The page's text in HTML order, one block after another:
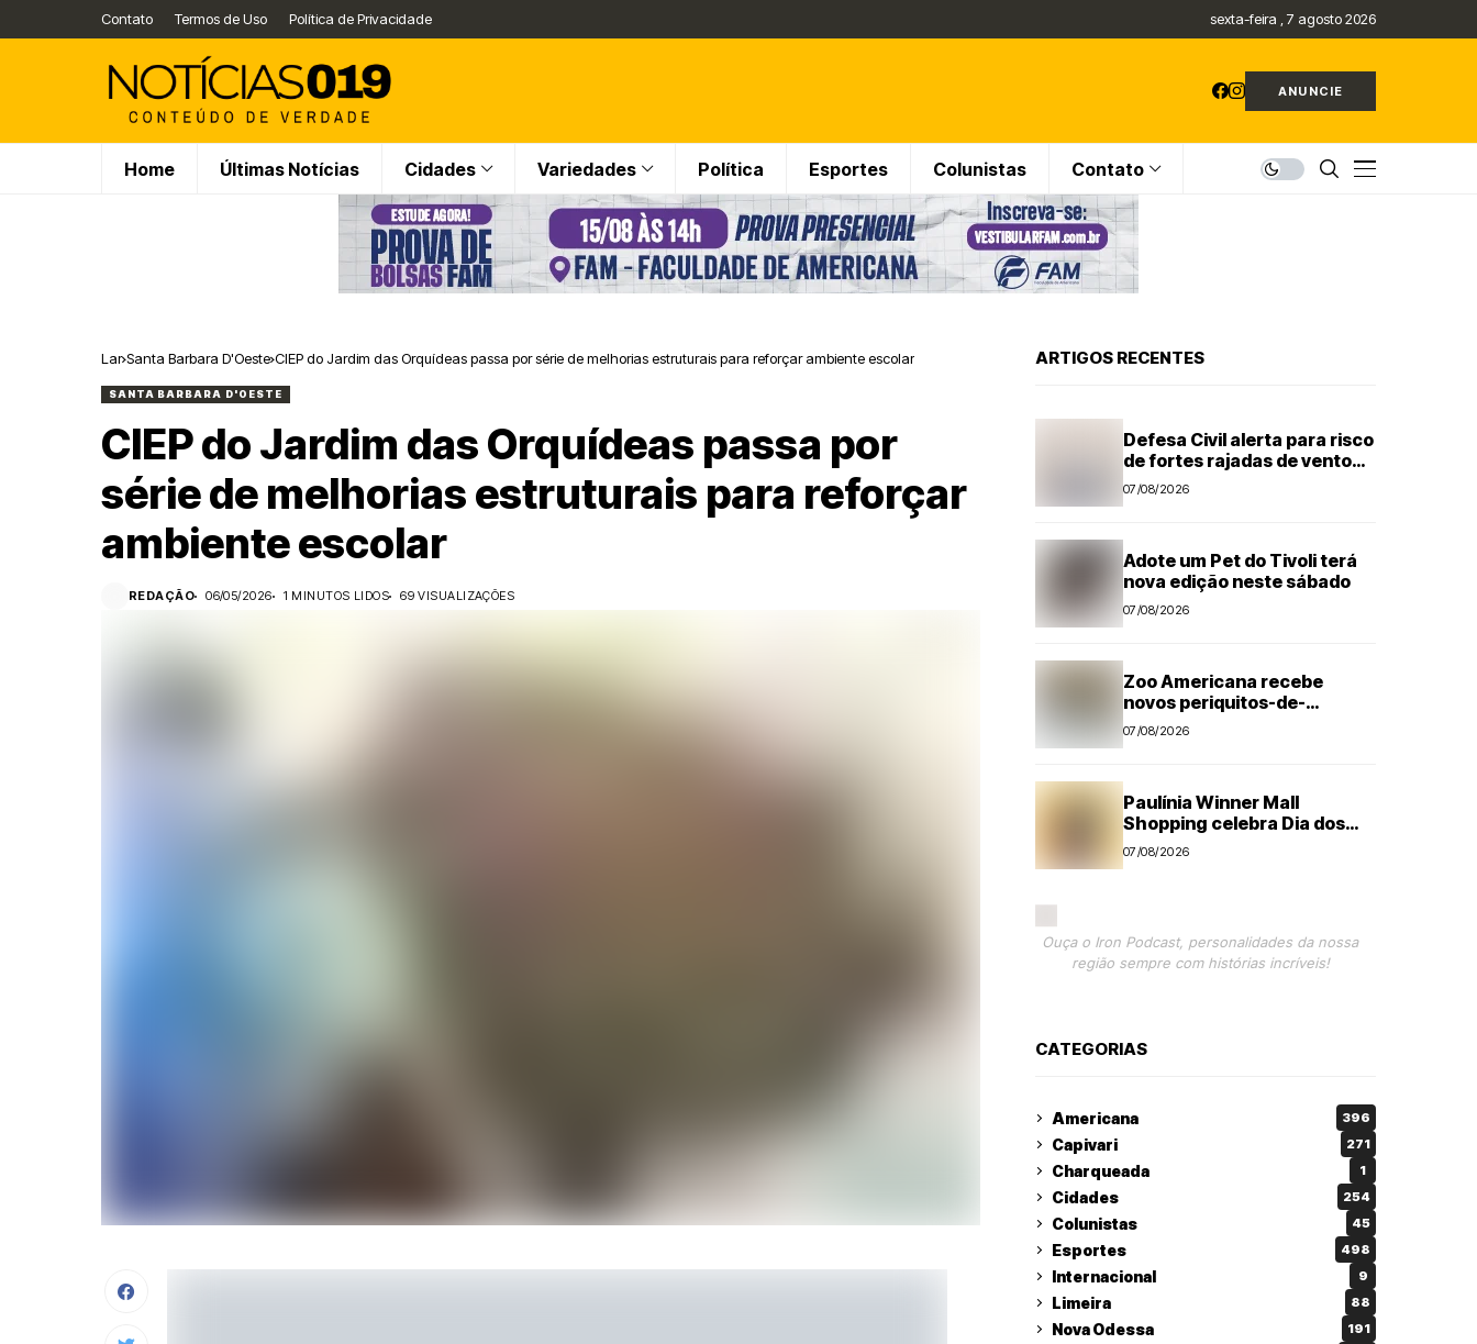
Contato Termos de Uso Política de Privacidade sexta-feira , 7 agosto 2026
ANUNCIE
Home Últimas Notícias Cidades Variedades Política Esportes Colunistas Contato
Lar Santa Barbara D'Oeste CIEP do Jardim das Orquídeas passa por série de melhorias estruturais para reforçar ambiente escolar
SANTA BARBARA D'OESTE
CIEP do Jardim das Orquídeas passa por
série de melhorias estruturais para reforçar
ambiente escolar
REDAÇÃO 06/05/2026 1 MINUTOS LIDOS 69 VISUALIZAÇÕES
ARTIGOS RECENTES
Defesa Civil alerta para risco
de fortes rajadas de vento
na região de Campinas até
sábado (8)
07/08/2026
Adote um Pet do Tivoli terá
nova edição neste sábado
07/08/2026
Zoo Americana recebe
novos periquitos-de-
cabeça-preta para
fortalecer programa de
07/08/2026
Paulínia Winner Mall
Shopping celebra Dia dos
Pais com 50% de desconto
em jantar temático e
07/08/2026
Ouça o Iron Podcast, personalidades da nossa
região sempre com histórias incríveis!
CATEGORIAS
Americana 396
Capivari 271
Charqueada 1
Cidades 254
Colunistas 45
Esportes 498
Internacional 9
Limeira 88
Nova Odessa 191